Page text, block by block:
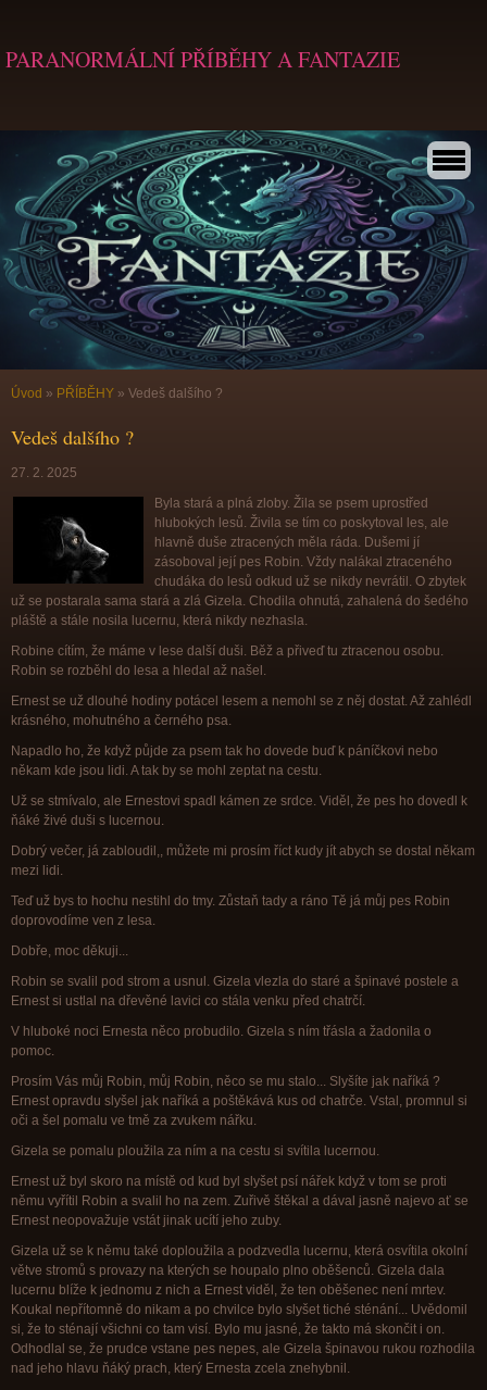
PARANORMÁLNÍ PŘÍBĚHY A FANTAZIE
Úvod » PŘÍBĚHY » Vedeš dalšího ?
Vedeš dalšího ?
27. 2. 2025
Byla stará a plná zloby. Žila se psem uprostřed
hlubokých lesů. Živila se tím co poskytoval les, ale
hlavně duše ztracených měla ráda. Dušemi jí
zásoboval její pes Robin. Vždy nalákal ztraceného
chudáka do lesů odkud už se nikdy nevrátil. O zbytek
už se postarala sama stará a zlá Gizela. Chodila ohnutá, zahalená do šedého
pláště a stále nosila lucernu, která nikdy nezhasla.
Robine cítím, že máme v lese další duši. Běž a přiveď tu ztracenou osobu.
Robin se rozběhl do lesa a hledal až našel.
Ernest se už dlouhé hodiny potácel lesem a nemohl se z něj dostat. Až zahlédl
krásného, mohutného a černého psa.
Napadlo ho, že když půjde za psem tak ho dovede buď k páníčkovi nebo
někam kde jsou lidi. A tak by se mohl zeptat na cestu.
Už se stmívalo, ale Ernestovi spadl kámen ze srdce. Viděl, že pes ho dovedl k
ňáké živé duši s lucernou.
Dobrý večer, já zabloudil,, můžete mi prosím říct kudy jít abych se dostal někam
mezi lidi.
Teď už bys to hochu nestihl do tmy. Zůstaň tady a ráno Tě já můj pes Robin
doprovodíme ven z lesa.
Dobře, moc děkuji...
Robin se svalil pod strom a usnul. Gizela vlezla do staré a špinavé postele a
Ernest si ustlal na dřevěné lavici co stála venku před chatrčí.
V hluboké noci Ernesta něco probudilo. Gizela s ním třásla a žadonila o
pomoc.
Prosím Vás můj Robin, můj Robin, něco se mu stalo... Slyšíte jak naříká ?
Ernest opravdu slyšel jak naříká a poštěkává kus od chatrče. Vstal, promnul si
oči a šel pomalu ve tmě za zvukem nářku.
Gizela se pomalu ploužila za ním a na cestu si svítila lucernou.
Ernest už byl skoro na místě od kud byl slyšet psí nářek když v tom se proti
němu vyřítil Robin a svalil ho na zem. Zuřivě štěkal a dával jasně najevo ať se
Ernest neopovažuje vstát jinak ucítí jeho zuby.
Gizela už se k němu také doploužila a podzvedla lucernu, která osvítila okolní
větve stromů s provazy na kterých se houpalo plno oběšenců. Gizela dala
lucernu blíže k jednomu z nich a Ernest viděl, že ten oběšenec není mrtev.
Koukal nepřítomně do nikam a po chvilce bylo slyšet tiché sténání... Uvědomil
si, že to sténají všichni co tam visí. Bylo mu jasné, že takto má skončit i on.
Odhodlal se, že prudce vstane pes nepes, ale Gizela špinavou rukou rozhodila
nad jeho hlavu ňáký prach, který Ernesta zcela znehybnil.